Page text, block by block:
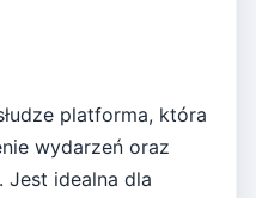
platforma, która
wydarzeń oraz
Jest idealna dla